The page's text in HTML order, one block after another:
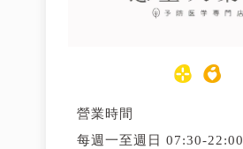
營業時間
每週一至週日 07:30-22:00